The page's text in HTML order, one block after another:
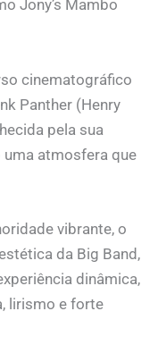
Jony’s Mambo
cinematográfico
Panther (Henry
pela sua
uma atmosfera que
vibrante, o
da Big Band,
dinâmica,
lirismo e forte